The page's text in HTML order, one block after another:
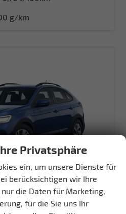
g/km
Privatsphäre
ein, um unsere Dienste für
berücksichtigen wir Ihre
die Daten für Marketing,
für die Sie uns Ihr